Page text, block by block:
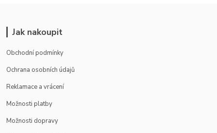
Jak nakoupit
Obchodní podmínky
Ochrana osobních údajů
Reklamace a vrácení
Možnosti platby
Možnosti dopravy